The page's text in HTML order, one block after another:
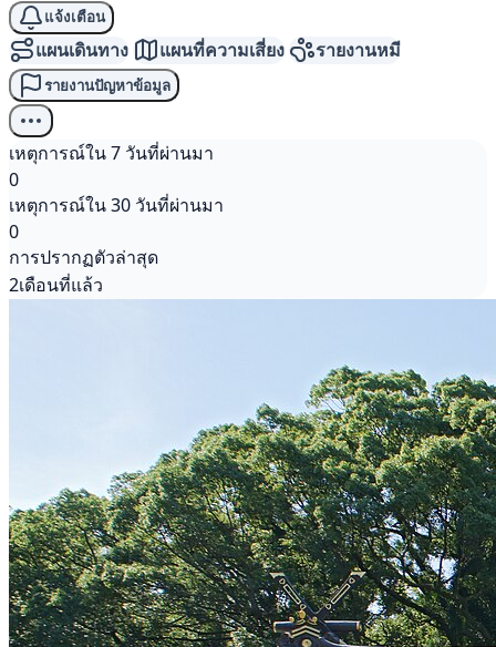
แจ้งเตือน
แผนเดินทาง แผนที่ความเสี่ยง รายงานหมี
รายงานปัญหาข้อมูล
เหตุการณ์ใน 7 วันที่ผ่านมา
0
เหตุการณ์ใน 30 วันที่ผ่านมา
0
การปรากฏตัวล่าสุด
2เดือนที่แล้ว